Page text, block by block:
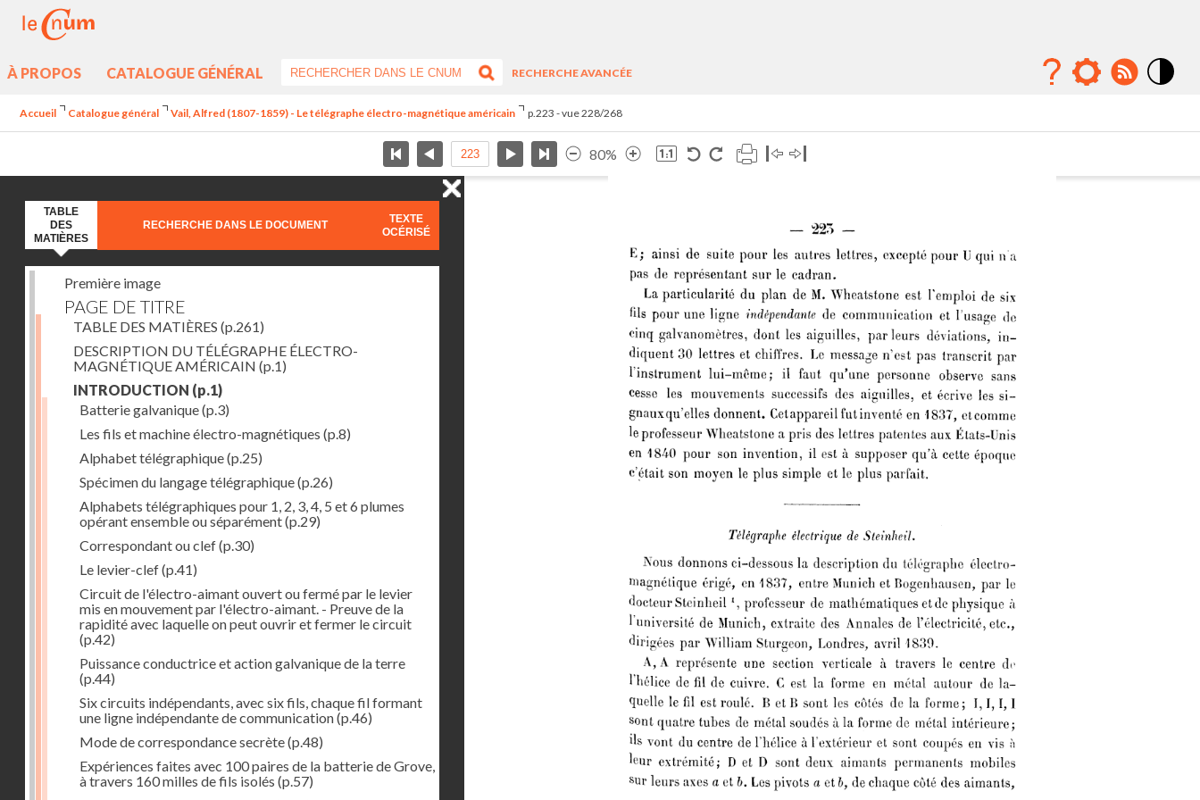
À PROPOS CATALOGUE GÉNÉRAL
RECHERCHE AVANCÉE
Accueil Catalogue général Vail, Alfred (1807-1859) - Le télégraphe électro-magnétique américain p.223 - vue 228/268
80%
TABLE
DES
MATIÈRES
RECHERCHE DANS LE DOCUMENT
TEXTE
OCÉRISÉ
Première image
PAGE DE TITRE
TABLE DES MATIÈRES (p.261)
DESCRIPTION DU TÉLÉGRAPHE ÉLECTRO-
MAGNÉTIQUE AMÉRICAIN (p.1)
INTRODUCTION (p.1)
Batterie galvanique(p.3)
Les fils et machine électro-magnétiques (p.8)
Alphabet télégraphique(p.25)
Spécimen du langage télégraphique(p.26)
Alphabets télégraphiques pour 1, 2, 3, 4, 5 et 6 plumes
opérant ensemble ou séparément(p.29)
Correspondant ou clef(p.30)
Le levier-clef(p.41)
Circuit de l'électro-aimant ouvert ou fermé par le levier
mis en mouvement par l'électro-aimant. - Preuve de la
rapidité avec laquelle on peut ouvrir et fermer le circuit
(p.42)
Puissance conductrice et action galvanique de la terre
(p.44)
Six circuits indépendants, avec six fils, chaque fil formant
une ligne indépendante de communication(p.46)
Mode de correspondance secrète(p.48)
Expériences faites avec 100 paires de la batterie de Grove,
à travers 160 milles de fils isolés (p.57)